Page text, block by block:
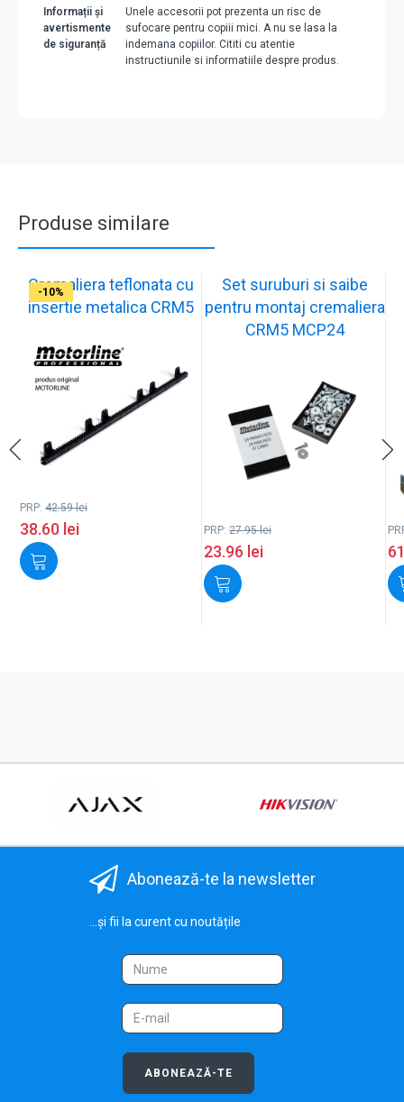
Informații și
avertismente
de siguranță
Unele accesorii pot prezenta un risc de
sufocare pentru copiii mici. A nu se lasa la
indemana copiilor. Cititi cu atentie
instructiunile si informatiile despre produs.
Produse similare
-9%
Cremaliera teflonata cu
insertie metalica CRM5
PRP: 42.59lei
38.60 lei
-14%
Set suruburi si saibe
pentru montaj cremaliera
CRM5 MCP24
PRP: 27.95lei
23.96 lei
-10%
-12%
-10%
-10%
-10%
-10%
-11%
-10%
Abonează-te la newsletter
...și fii la curent cu noutățile
ABONEAZĂ-TE